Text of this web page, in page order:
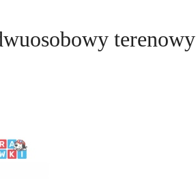
terenowy